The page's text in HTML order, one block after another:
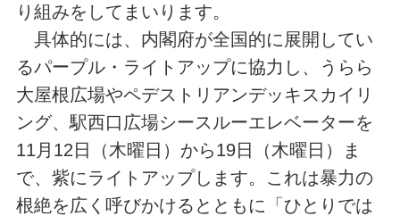
り組みをしてまいります。
具体的には、内閣府が全国的に展開してい
るパープル・ライトアップに協力し、うらら
大屋根広場やペデストリアンデッキスカイリ
ング、駅西口広場シースルーエレベーターを
11月12日（木曜日）から19日（木曜日）ま
で、紫にライトアップします。これは暴力の
根絶を広く呼びかけるとともに「ひとりでは